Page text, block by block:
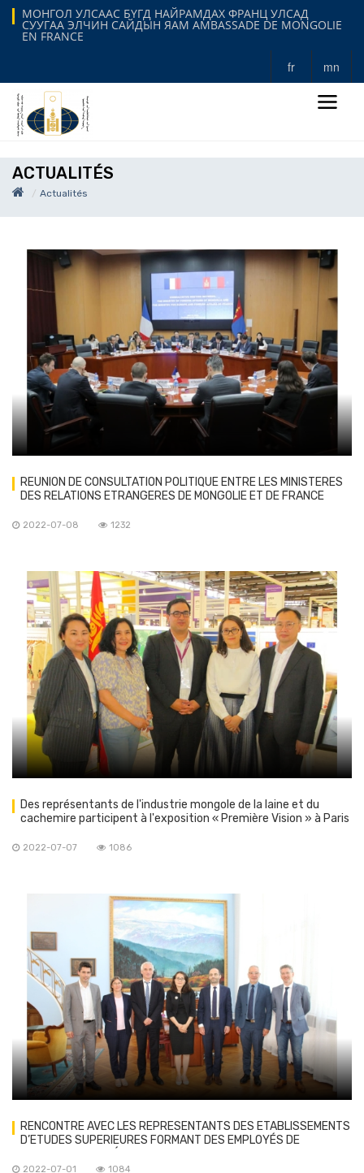
МОНГОЛ УЛСААС БҮГД НАЙРАМДАХ ФРАНЦ УЛСАД
СУУГАА ЭЛЧИН САЙДЫН ЯАМ AMBASSADE DE MONGOLIE
EN FRANCE
fr mn
ACTUALITÉS
Actualités
REUNION DE CONSULTATION POLITIQUE ENTRE LES MINISTERES
DES RELATIONS ETRANGERES DE MONGOLIE ET DE FRANCE
2022-07-08 1232
Des représentants de l'industrie mongole de la laine et du
cachemire participent à l'exposition « Première Vision » à Paris
2022-07-07 1086
RENCONTRE AVEC LES REPRESENTANTS DES ETABLISSEMENTS
D’ETUDES SUPERIEURES FORMANT DES EMPLOYÉS DE
2022-07-01 1084